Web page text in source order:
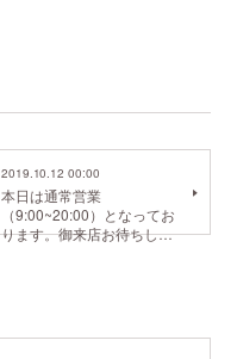
2019.10.12 00:00
本日は通常営業
（9:00~20:00）となってお
ります。御来店お待ちし…